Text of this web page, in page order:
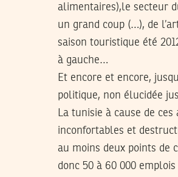
alimentaires),le secteur
un grand coup (…), de
saison touristique été
à gauche…
Et encore et encore,
politique, non élucidée
La tunisie à cause de ces
inconfortables et
au moins deux points de
donc 50 à 60 000